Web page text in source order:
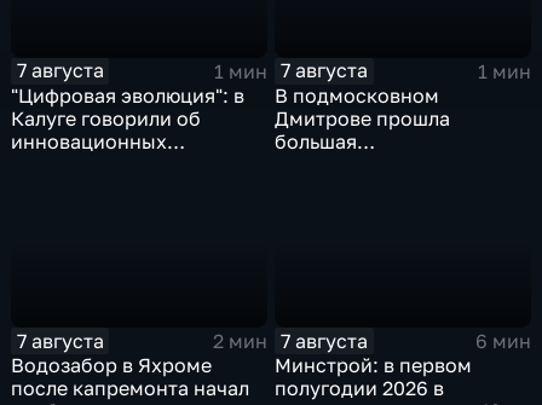
7 августа
1 мин
"Цифровая эволюция": в
Калуге говорили об
инновационных
7 августа
1 мин
В подмосковном
Дмитрове прошла
большая
7 августа
2 мин
Водозабор в Яхроме
после капремонта начал
7 августа
6 мин
Минстрой: в первом
полугодии 2026 в